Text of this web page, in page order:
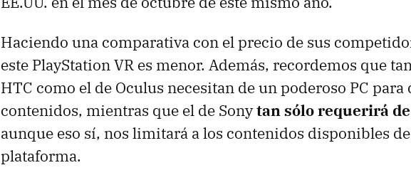
Haciendo una comparativa con el precio de sus
este PlayStation VR es menor. Además, recordemos que
HTC como el de Oculus necesitan de un poderoso PC
contenidos, mientras que el de Sonytan sólo requerirá
aunque eso sí, nos limitará a los contenidos disponibles
plataforma.